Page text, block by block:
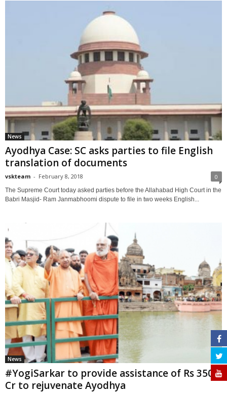
News
Ayodhya Case: SC asks parties to file English
translation of documents
vskteam - February 8, 2018 0
The Supreme Court today asked parties before the Allahabad High Court in the
Babri Masjid- Ram Janmabhoomi dispute to file in two weeks English...
News
#YogiSarkar to provide assistance of Rs 350
Cr to rejuvenate Ayodhya